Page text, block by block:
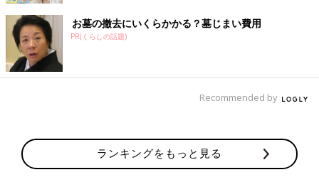
お墓の撤去にいくらかかる？墓じまい費用
PR(くらしの話題)
Recommended by
ランキングをもっと見る